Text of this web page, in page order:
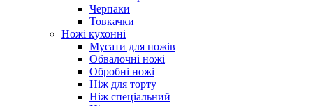
Черпаки
Товкачки
Ножі кухонні
Мусати для ножів
Обвалочні ножі
Обробні ножі
Ніж для торту
Ніж спеціальний